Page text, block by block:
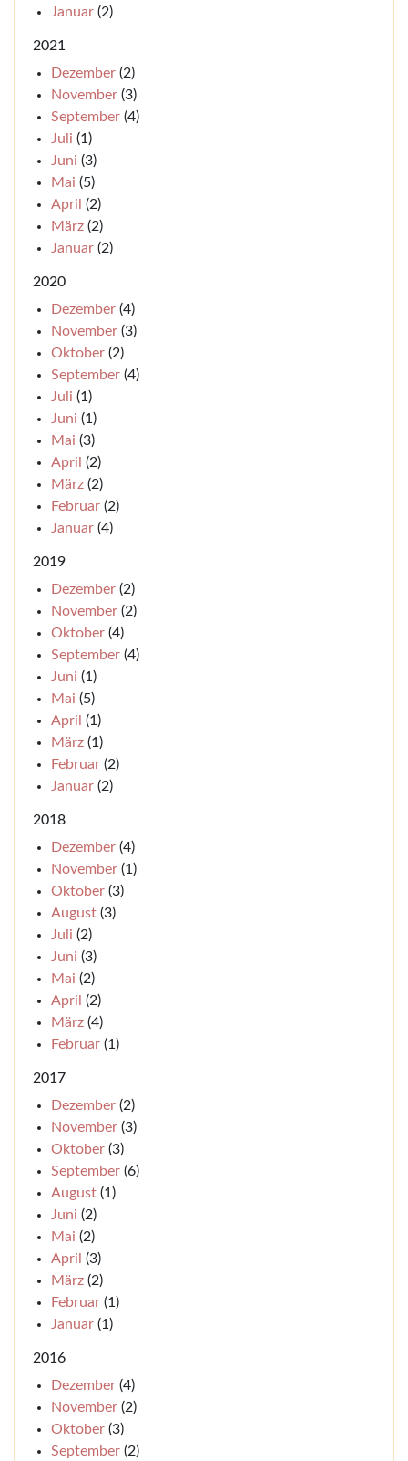
Januar (2)
2021
Dezember (2)
November (3)
September (4)
Juli (1)
Juni (3)
Mai (5)
April (2)
März (2)
Januar (2)
2020
Dezember (4)
November (3)
Oktober (2)
September (4)
Juli (1)
Juni (1)
Mai (3)
April (2)
März (2)
Februar (2)
Januar (4)
2019
Dezember (2)
November (2)
Oktober (4)
September (4)
Juni (1)
Mai (5)
April (1)
März (1)
Februar (2)
Januar (2)
2018
Dezember (4)
November (1)
Oktober (3)
August (3)
Juli (2)
Juni (3)
Mai (2)
April (2)
März (4)
Februar (1)
2017
Dezember (2)
November (3)
Oktober (3)
September (6)
August (1)
Juni (2)
Mai (2)
April (3)
März (2)
Februar (1)
Januar (1)
2016
Dezember (4)
November (2)
Oktober (3)
September (2)